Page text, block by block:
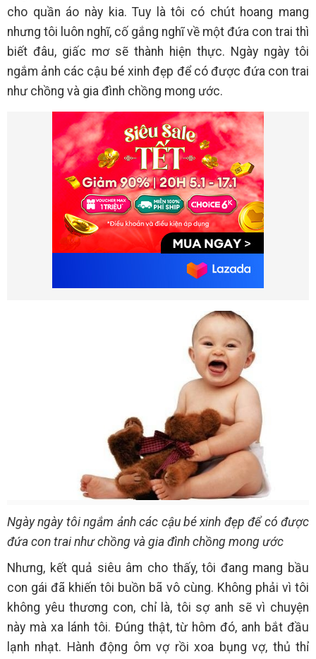
cho quần áo này kia. Tuy là tôi có chút hoang mang
nhưng tôi luôn nghĩ, cố gắng nghĩ về một đứa con trai thì
biết đâu, giấc mơ sẽ thành hiện thực. Ngày ngày tôi
ngắm ảnh các cậu bé xinh đẹp để có được đứa con trai
như chồng và gia đình chồng mong ước.
Ngày ngày tôi ngắm ảnh các cậu bé xinh đẹp để có được
đứa con trai như chồng và gia đình chồng mong ước
Nhưng, kết quả siêu âm cho thấy, tôi đang mang bầu
con gái đã khiến tôi buồn bã vô cùng. Không phải vì tôi
không yêu thương con, chỉ là, tôi sợ anh sẽ vì chuyện
này mà xa lánh tôi. Đúng thật, từ hôm đó, anh bắt đầu
lạnh nhạt. Hành động ôm vợ rồi xoa bụng vợ, thủ thỉ